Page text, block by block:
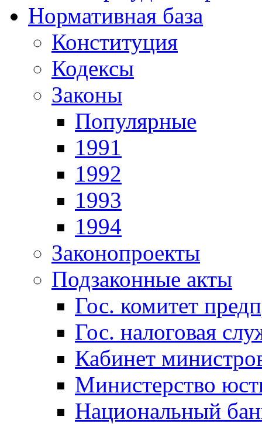
Нормативная база
Конституция
Кодексы
Законы
Популярные
1991
1992
1993
1994
Законопроекты
Подзаконные акты
Гос. комитет
Гос. налоговая
Кабинет
Министерство
Национальный